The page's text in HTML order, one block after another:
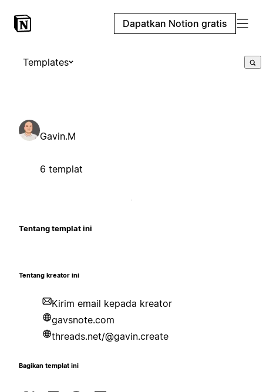
Dapatkan Notion gratis
Templates
Gavin.M
6 templat
Tentang templat ini
Tentang kreator ini
Kirim email kepada kreator
gavsnote.com
threads.net/@gavin.create
Bagikan templat ini